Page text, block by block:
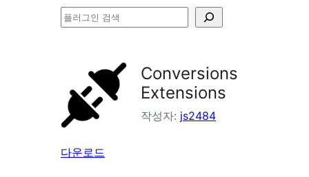
플
검
색
Conversions
Extensions
작성자: js2484
다운로드